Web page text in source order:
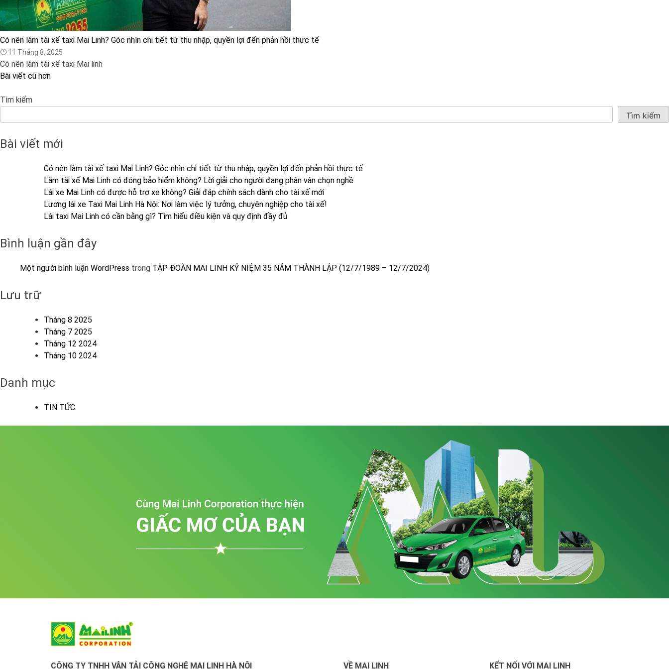
Có nên làm tài xế taxi Mai Linh? Góc nhìn chi tiết từ thu nhập, quyền lợi đến phản hồi thực tế
11 Tháng 8, 2025
Có nên làm tài xế taxi Mai linh
Điều
hướng
Bài viết cũ hơn
Tìm kiếm
Tìm kiếm
Bài viết mới
Có nên làm tài xế taxi Mai Linh? Góc nhìn chi tiết từ thu nhập, quyền lợi đến phản hồi thực tế
Làm tài xế Mai Linh có đóng bảo hiểm không? Lời giải cho người đang phân vân chọn nghề
Lái xe Mai Linh có được hỗ trợ xe không? Giải đáp chính sách dành cho tài xế mới
Lương lái xe Taxi Mai Linh Hà Nội: Nơi làm việc lý tưởng, chuyên nghiệp cho tài xế!
Lái taxi Mai Linh có cần bằng gì? Tìm hiểu điều kiện và quy định đầy đủ
Bình luận gần đây
Một người bình luận WordPress trong TẬP ĐOÀN MAI LINH KỶ NIỆM 35 NĂM THÀNH LẬP (12/7/1989 – 12/7/2024)
Lưu trữ
Tháng 8 2025
Tháng 7 2025
Tháng 12 2024
Tháng 10 2024
Danh mục
TIN TỨC
CÔNG TY TNHH VẬN TẢI CÔNG NGHỆ MAI LINH HÀ NỘI VỀ MAI LINH KẾT NỐI VỚI MAI LINH